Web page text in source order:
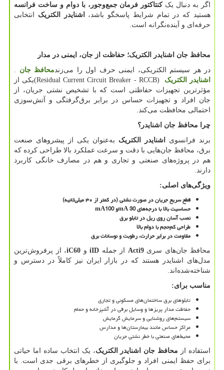
اگر به دنبال یککنتاکتور فرمان جمع‌وجور، با دوام و ساخت فرانسه
هستید که در تمام شرایط پاسخگو باشد،
اشنایدر الکتریک انتخابی
حرفه‌ای و آینده‌نگرانه است.
محافظ جان اشنایدر الکتریک؛ حفاظت از جان، ایمنی در مدار
در هر سیستم الکتریکی، ایمنی حرف اول را می‌زند محافظ جان
اشنایدر الکتریک
(Residual Current Circuit Breaker - RCCB)یکی از
مؤثرترین تجهیزات حفاظتی است که با تشخیص نشتی جریان، از
جان افراد و تجهیزات حساس در برابر برق‌گرفتگی و آتش‌سوزی
احتمالی محافظت می‌کند.
چرا محافظ جان اشنایدر؟
برند فرانسوی
اشنایدر الکتریک به‌عنوان یکی از پیشروهای صنعت
برق، محافظ جان‌هایی با دقت و سرعت عملکرد بالا طراحی کرده که
هم در پروژه‌های صنعتی و تجاری و هم در مصارف خانگی کاربرد
دارند.
ویژگی‌های اصلی:
قطع سریع جریان در صورت نشتی (در کمتر از ۳۰ میلی‌ثانیه)
حساسیت بالا با درجه‌های 30
mAو 100
mA
نصب آسان روی ریل در تابلو برق
طراحی کم‌حجم با دوام بالا
مقاومت در برابر حرارت، رطوبت و نوسانات برق
محافظ جان‌های سریActi9 از جمله iID و iC60، از پرفروش‌ترین
مدل‌های اشنایدر هستند که در بازار ایران نیز کاملاً در دسترس و
شناخته‌شده‌اند.
مناسب برای:
تابلوهای برق ساختمان‌های مسکونی و تجاری
حفاظت مدار پریزها و وسایل برقی در آشپزخانه و حمام
سیستم‌های روشنایی و سرمایش گرمایش
مراکز حساس مانند بیمارستان‌ها و مدارس
محیط‌های صنعتی با خطر نشتی جریان
استفاده از محافظ جان اشنایدر الکتریک، یک انتخاب ساده اما حیاتی
برای حفظ ایمنی افراد و جلوگیری از خطرهای برقی جدی است. با